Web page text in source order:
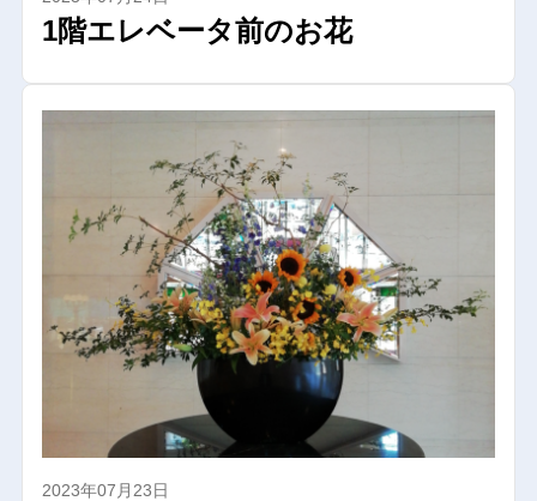
1階エレベータ前のお花
2023年07月23日